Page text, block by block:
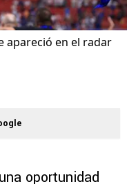
apareció en el radar
oportunidad